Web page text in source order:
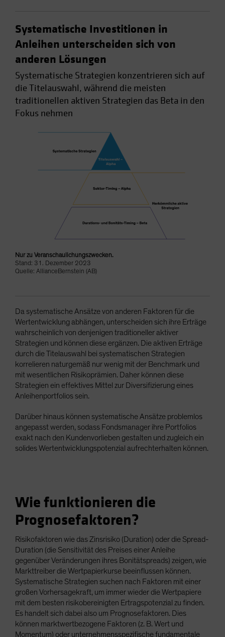
Systematische Investitionen in
Anleihen unterscheiden sich von
anderen Lösungen
Systematische Strategien konzentrieren sich auf
die Titelauswahl, während die meisten
traditionellen aktiven Strategien das Beta in den
Fokus nehmen
Nur zu Veranschaulichungszwecken.
Stand: 31. Dezember 2023
Quelle: AllianceBernstein (AB)
Da systematische Ansätze von anderen Faktoren für die
Wertentwicklung abhängen, unterscheiden sich ihre Erträge
wahrscheinlich von denjenigen traditioneller aktiver
Strategien und können diese ergänzen. Die aktiven Erträge
durch die Titelauswahl bei systematischen Strategien
korrelieren naturgemäß nur wenig mit der Benchmark und
mit wesentlichen Risikoprämien. Daher können diese
Strategien ein effektives Mittel zur Diversifizierung eines
Anleihenportfolios sein.
Darüber hinaus können systematische Ansätze problemlos
angepasst werden, sodass Fondsmanager ihre Portfolios
exakt nach den Kundenvorlieben gestalten und zugleich ein
solides Wertentwicklungspotenzial aufrechterhalten können.
Wie funktionieren die
Prognosefaktoren?
Risikofaktoren wie das Zinsrisiko (Duration) oder die Spread-
Duration (die Sensitivität des Preises einer Anleihe
gegenüber Veränderungen ihres Bonitätspreads) zeigen, wie
Markttreiber die Wertpapierkurse beeinflussen können.
Systematische Strategien suchen nach Faktoren mit einer
großen Vorhersagekraft, um immer wieder die Wertpapiere
mit dem besten risikobereinigten Ertragspotenzial zu finden.
Es handelt sich dabei also um Prognosefaktoren. Dies
können marktwertbezogene Faktoren (z. B. Wert und
Momentum) oder unternehmensspezifische fundamentale